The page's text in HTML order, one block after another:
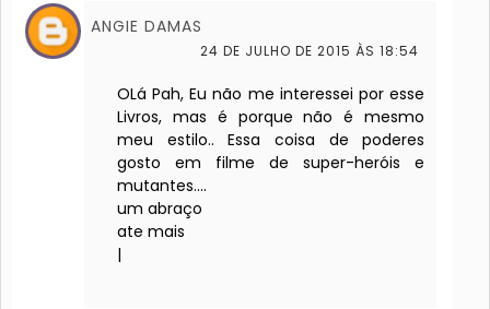
ANGIE DAMAS
24 DE JULHO DE 2015 ÀS 18:54
OLá Pah, Eu não me interessei por esse
Livros, mas é porque não é mesmo
meu estilo.. Essa coisa de poderes
gosto em filme de super-heróis e
mutantes....
um abraço
ate mais
|